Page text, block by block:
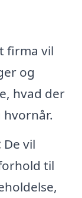
firma vil
og
hvad der
De vil
til